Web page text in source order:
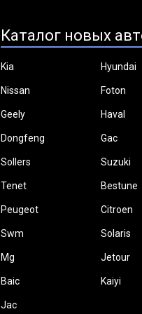
Каталог новых
Kia Hyundai
Nissan Foton
Geely Haval
Dongfeng Gac
Sollers Suzuki
Tenet Bestune
Peugeot Citroen
Swm Solaris
Mg Jetour
Baic Kaiyi
Jac